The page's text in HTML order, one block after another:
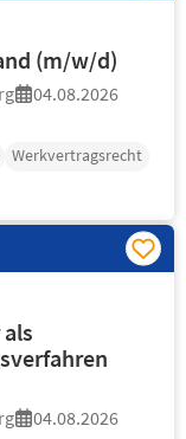
(m/w/d)
04.08.2026
Werkvertragsrecht
04.08.2026